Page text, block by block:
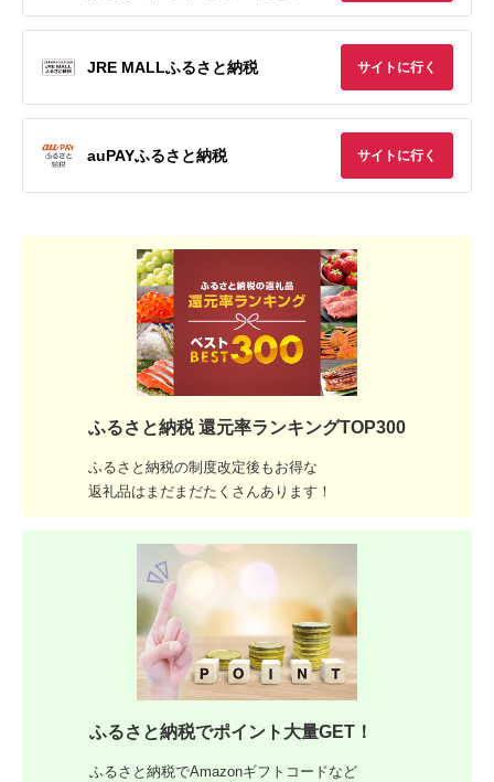
JRE MALLふるさと納税 サイトに行く
auPAYふるさと納税 サイトに行く
ふるさと納税 還元率ランキングTOP300
ふるさと納税の制度改定後もお得な
返礼品はまだまだたくさんあります！
ふるさと納税でポイント大量GET！
ふるさと納税でAmazonギフトコードなど